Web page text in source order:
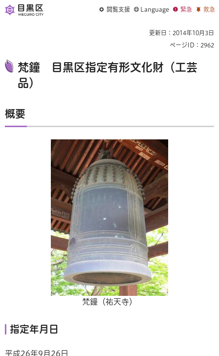
閲覧支援 Language 緊急 救急
更新日：2014年10月3日
ページID：2962
梵鐘 目黒区指定有形文化財（工芸
品）
概要
梵鐘（祐天寺）
指定年月日
平成26年9月26日